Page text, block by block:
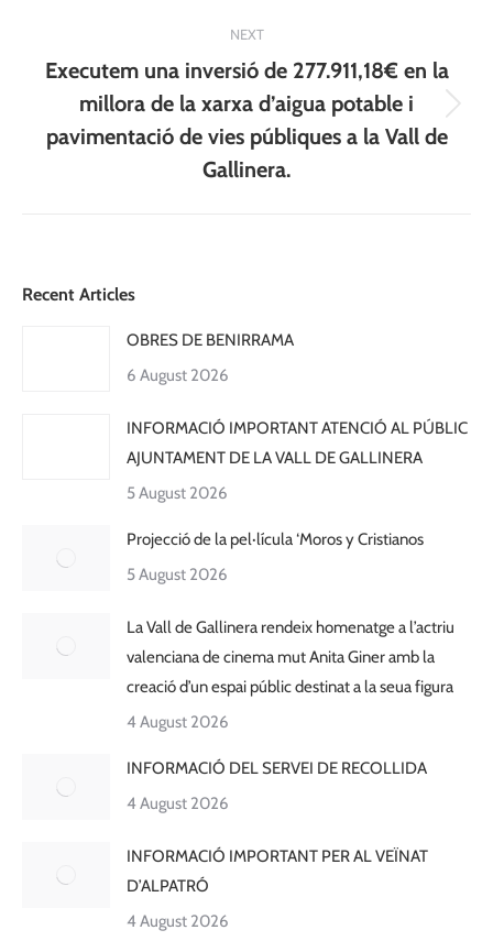
NEXT
Next
post:
Executem una inversió de 277.911,18€ en la
millora de la xarxa d’aigua potable i
pavimentació de vies públiques a la Vall de
Gallinera.
Recent Articles
OBRES DE BENIRRAMA
6 August 2026
INFORMACIÓ IMPORTANT ATENCIÓ AL PÚBLIC
AJUNTAMENT DE LA VALL DE GALLINERA
5 August 2026
Projecció de la pel·lícula ‘Moros y Cristianos
5 August 2026
La Vall de Gallinera rendeix homenatge a l’actriu
valenciana de cinema mut Anita Giner amb la
creació d’un espai públic destinat a la seua figura
4 August 2026
INFORMACIÓ DEL SERVEI DE RECOLLIDA
4 August 2026
INFORMACIÓ IMPORTANT PER AL VEÏNAT
D’ALPATRÓ
4 August 2026